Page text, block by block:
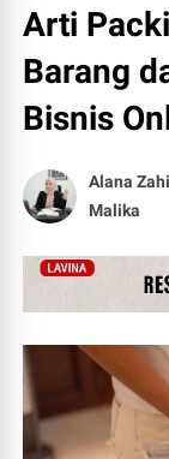
Arti
Barang
Bisnis
Alana
Malika